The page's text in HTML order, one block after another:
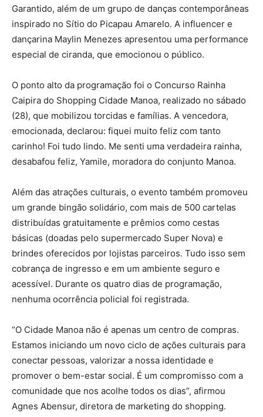
Garantido, além de um grupo de danças contemporâneas
inspirado no Sítio do Picapau Amarelo. A influencer e
dançarina Maylin Menezes apresentou uma performance
especial de ciranda, que emocionou o público.
O ponto alto da programação foi o Concurso Rainha
Caipira do Shopping Cidade Manoa, realizado no sábado
(28), que mobilizou torcidas e famílias. A vencedora,
emocionada, declarou: fiquei muito feliz com tanto
carinho! Foi tudo lindo. Me senti uma verdadeira rainha,
desabafou feliz, Yamile, moradora do conjunto Manoa.
Além das atrações culturais, o evento também promoveu
um grande bingão solidário, com mais de 500 cartelas
distribuídas gratuitamente e prêmios como cestas
básicas (doadas pelo supermercado Super Nova) e
brindes oferecidos por lojistas parceiros. Tudo isso sem
cobrança de ingresso e em um ambiente seguro e
acessível. Durante os quatro dias de programação,
nenhuma ocorrência policial foi registrada.
“O Cidade Manoa não é apenas um centro de compras.
Estamos iniciando um novo ciclo de ações culturais para
conectar pessoas, valorizar a nossa identidade e
promover o bem-estar social. É um compromisso com a
comunidade que nos acolhe todos os dias”, afirmou
Agnes Abensur, diretora de marketing do shopping.